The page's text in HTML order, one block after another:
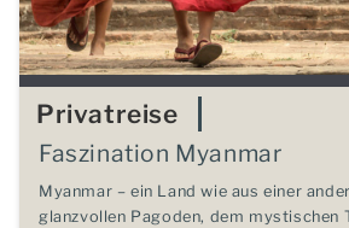
Privatreise
Faszination Myanmar
Myanmar – ein Land wie aus einer
glanzvollen Pagoden, dem mystischen